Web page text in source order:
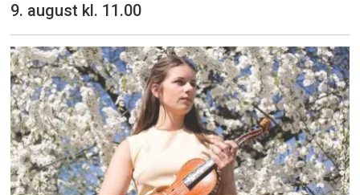
9. august kl. 11.00